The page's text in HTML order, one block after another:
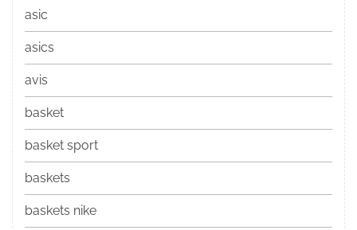
asic
asics
avis
basket
basket sport
baskets
baskets nike